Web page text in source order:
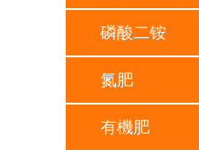
磷酸二铵
氮肥
有機肥